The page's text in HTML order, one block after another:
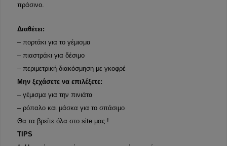
πράσινο.
Διαθέτει:
– πορτάκι για το γέμισμα
– πιαστράκι για δέσιμο
– περιμετρική διακόσμηση με γκοφρέ
Μην ξεχάσετε να επιλέξετε:
– γέμισμα για την πινιάτα
– ρόπαλο και μάσκα για το σπάσιμο
Θα τα βρείτε όλα στο site μας !
TIPS